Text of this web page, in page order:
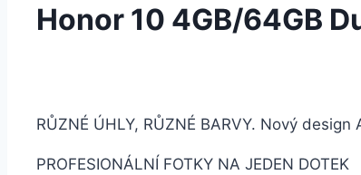
Honor 10 4GB/64GB
RŮZNÉ ÚHLY, RŮZNÉ BARVY. Nový
PROFESIONÁLNÍ FOTKY NA JEDEN DOTEK